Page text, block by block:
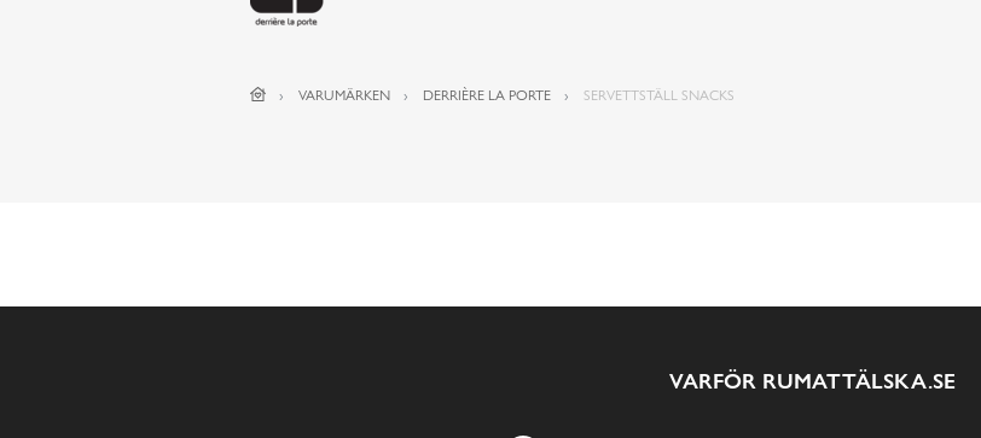
VARUMÄRKEN DERRIÈRE LA PORTE SERVETTSTÄLL SNACKS
VARFÖR RUMATTÄLSKA.SE